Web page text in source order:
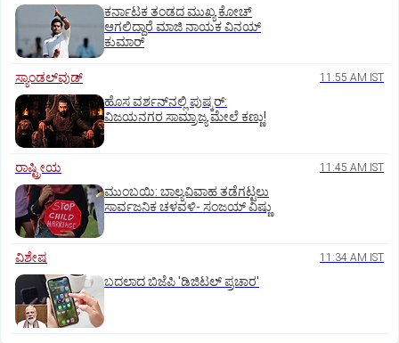
ಕರ್ನಾಟಕ ತಂಡದ ಮುಖ್ಯ ಕೋಚ್‌
ಆಗಲಿದ್ದಾರೆ ಮಾಜಿ ನಾಯಕ ವಿನಯ್‌
ಕುಮಾರ್
ಸ್ಯಾಂಡಲ್‌ವುಡ್‌ 11:55 AM IST
ಹೊಸ ವರ್ಶನ್‌ನಲ್ಲಿ ಪುಷ್ಕರ್‌:
ವಿಜಯನಗರ ಸಾಮ್ರಾಜ್ಯ ಮೇಲೆ ಕಣ್ಣು!
ರಾಷ್ಟ್ರೀಯ 11:45 AM IST
ಮುಂಬಯಿ: ಬಾಲ್ಯವಿವಾಹ ತಡೆಗಟ್ಟಲು
ಸಾರ್ವಜನಿಕ ಚಳವಳಿ- ಸಂಜಯ್‌ ವಿಷ್ಣು
ವಿಶೇಷ 11:34 AM IST
ಬದಲಾದ ಬಿಜೆಪಿ 'ಡಿಜಿಟಲ್‌ ಪ್ರಚಾರ'